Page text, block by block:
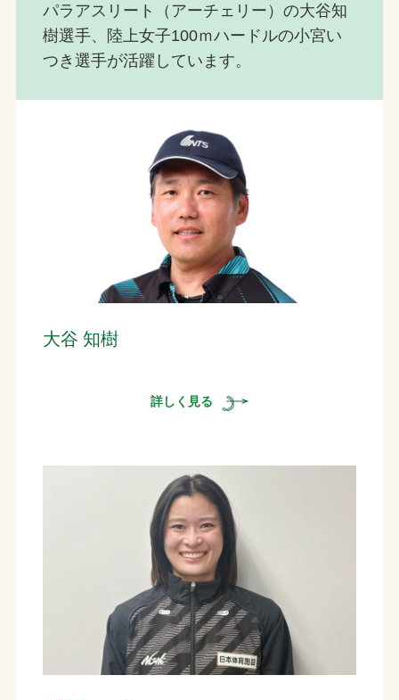
パラアスリート（アーチェリー）の大谷知
樹選手、陸上女子100ｍハードルの小宮い
つき選手が活躍しています。
大谷 知樹
詳しく見る